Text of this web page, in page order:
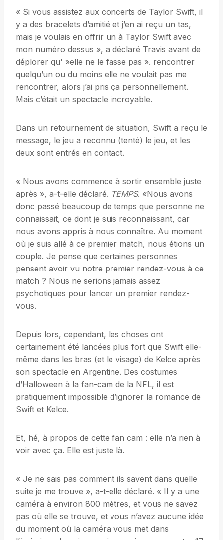
« Si vous assistez aux concerts de Taylor Swift, il
y a des bracelets d’amitié et j’en ai reçu un tas,
mais je voulais en offrir un à Taylor Swift avec
mon numéro dessus », a déclaré Travis avant de
déplorer qu' »elle ne le fasse pas ». rencontrer
quelqu’un ou du moins elle ne voulait pas me
rencontrer, alors j’ai pris ça personnellement.
Mais c’était un spectacle incroyable.
Dans un retournement de situation, Swift a reçu le
message, le jeu a reconnu (tenté) le jeu, et les
deux sont entrés en contact.
« Nous avons commencé à sortir ensemble juste
après », a-t-elle déclaré. TEMPS. «Nous avons
donc passé beaucoup de temps que personne ne
connaissait, ce dont je suis reconnaissant, car
nous avons appris à nous connaître. Au moment
où je suis allé à ce premier match, nous étions un
couple. Je pense que certaines personnes
pensent avoir vu notre premier rendez-vous à ce
match ? Nous ne serions jamais assez
psychotiques pour lancer un premier rendez-
vous.
Depuis lors, cependant, les choses ont
certainement été lancées plus fort que Swift elle-
même dans les bras (et le visage) de Kelce après
son spectacle en Argentine. Des costumes
d’Halloween à la fan-cam de la NFL, il est
pratiquement impossible d’ignorer la romance de
Swift et Kelce.
Et, hé, à propos de cette fan cam : elle n’a rien à
voir avec ça. Elle est juste là.
« Je ne sais pas comment ils savent dans quelle
suite je me trouve », a-t-elle déclaré. « Il y a une
caméra à environ 800 mètres, et vous ne savez
pas où elle se trouve, et vous n’avez aucune idée
du moment où la caméra vous met dans